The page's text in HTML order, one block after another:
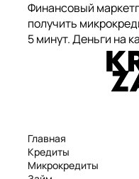
Финансовый
получить
5 минут. Деньги на
Главная
Кредиты
Микрокредиты